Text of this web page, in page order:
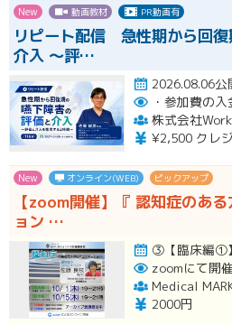
New 動画教材 PR動画有
リピート配信 急性期から回復
介入 〜評…
2026.08.06公
株式会社
New オンライン(WEB) ピックアップ
【zoom開催】『 認知症のあ
ョン …
zoomにて開催
Medical
2000円